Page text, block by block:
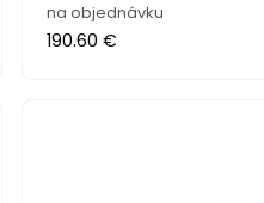
na objednávku
190.60 €